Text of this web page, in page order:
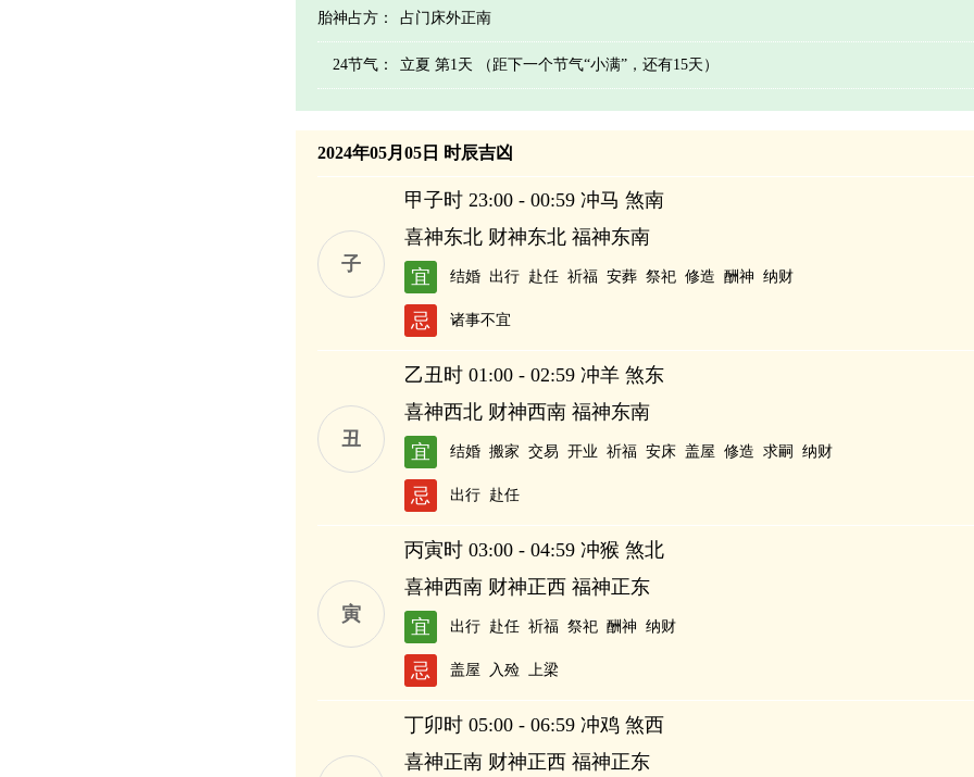
胎神占方： 占门床外正南
24节气： 立夏 第1天 （距下一个节气“小满”，还有15天）
2024年05月05日 时辰吉凶
子
甲子时 23:00 - 00:59 冲马 煞南
喜神东北 财神东北 福神东南
宜
结婚 出行 赴任 祈福 安葬 祭祀 修造 酬神 纳财
忌 诸事不宜
丑
乙丑时 01:00 - 02:59 冲羊 煞东
喜神西北 财神西南 福神东南
宜
结婚 搬家 交易 开业 祈福 安床 盖屋 修造 求嗣 纳财
忌 出行 赴任
寅
丙寅时 03:00 - 04:59 冲猴 煞北
喜神西南 财神正西 福神正东
宜
出行 赴任 祈福 祭祀 酬神 纳财
忌 盖屋 入殓 上梁
丁卯时 05:00 - 06:59 冲鸡 煞西
喜神正南 财神正西 福神正东